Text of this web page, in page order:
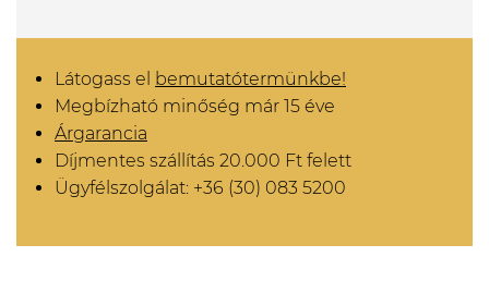
Látogass el bemutatótermünkbe!
Megbízható minőség már 15 éve
Árgarancia
Díjmentes szállítás 20.000 Ft felett
Ügyfélszolgálat: +36 (30) 083 5200